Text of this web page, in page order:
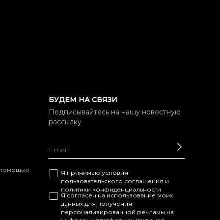
помощью
БУДЕМ НА СВЯЗИ
Подписывайтесь на нашу новостную
рассылку
Я принимаю условия
пользовательского соглашения и
политики конфиденциальности
Я согласен на использование моих
данных для получения
персонализированной рекламы на